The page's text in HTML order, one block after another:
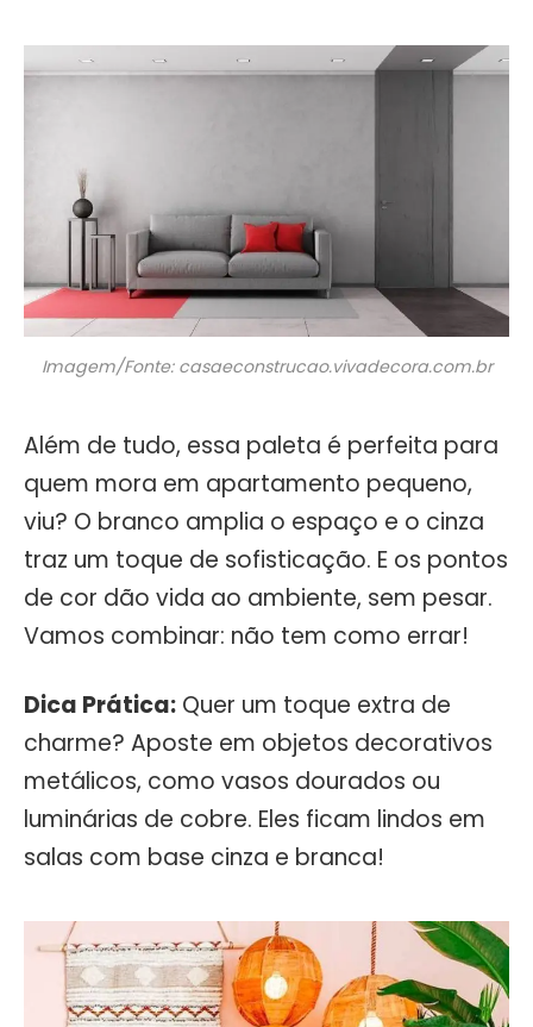
Imagem/Fonte: casaeconstrucao.vivadecora.com.br
Além de tudo, essa paleta é perfeita para
quem mora em apartamento pequeno,
viu? O branco amplia o espaço e o cinza
traz um toque de sofisticação. E os pontos
de cor dão vida ao ambiente, sem pesar.
Vamos combinar: não tem como errar!
Dica Prática: Quer um toque extra de
charme? Aposte em objetos decorativos
metálicos, como vasos dourados ou
luminárias de cobre. Eles ficam lindos em
salas com base cinza e branca!